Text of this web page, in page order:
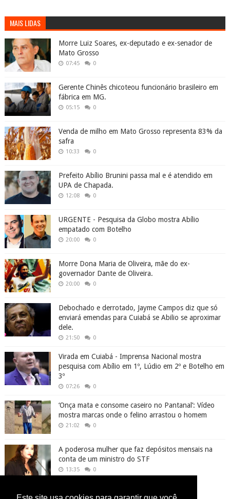
MAIS LIDAS
Morre Luiz Soares, ex-deputado e ex-senador de
Mato Grosso
07:45 0
Gerente Chinês chicoteou funcionário brasileiro em
fábrica em MG.
05:15 0
Venda de milho em Mato Grosso representa 83% da
safra
10:33 0
Prefeito Abílio Brunini passa mal e é atendido em
UPA de Chapada.
12:08 0
URGENTE - Pesquisa da Globo mostra Abílio
empatado com Botelho
20:00 0
Morre Dona Maria de Oliveira, mãe do ex-
governador Dante de Oliveira.
20:00 0
Debochado e derrotado, Jayme Campos diz que só
enviará emendas para Cuiabá se Abilio se aproximar
dele.
21:50 0
Virada em Cuiabá - Imprensa Nacional mostra
pesquisa com Abílio em 1º, Lúdio em 2º e Botelho em
3º
07:26 0
‘Onça mata e consome caseiro no Pantanal’: Vídeo
mostra marcas onde o felino arrastou o homem
21:02 0
A poderosa mulher que faz depósitos mensais na
conta de um ministro do STF
13:35 0